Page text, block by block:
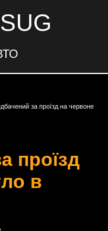
за проїзд на червоне
проїзд
в